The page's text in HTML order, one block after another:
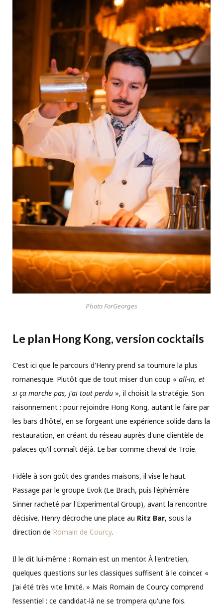
Photo ForGeorges
Le plan Hong Kong, version cocktails
C'est ici que le parcours d'Henry prend sa tournure la plus
romanesque. Plutôt que de tout miser d'un coup « all-in, et
si ça marche pas, j'ai tout perdu », il choisit la stratégie. Son
raisonnement : pour rejoindre Hong Kong, autant le faire par
les bars d'hôtel, en se forgeant une expérience solide dans la
restauration, en créant du réseau auprès d'une clientèle de
palaces qu'il connaît déjà. Le bar comme cheval de Troie.
Fidèle à son goût des grandes maisons, il vise le haut.
Passage par le groupe Evok (Le Brach, puis l'éphémère
Sinner racheté par l'Experimental Group), avant la rencontre
décisive. Henry décroche une place au Ritz Bar, sous la
direction de Romain de Courcy.
Il le dit lui-même : Romain est un mentor. À l'entretien,
quelques questions sur les classiques suffisent à le coincer. «
J'ai été très vite limité. » Mais Romain de Courcy comprend
l'essentiel : ce candidat-là ne se trompera qu'une fois.